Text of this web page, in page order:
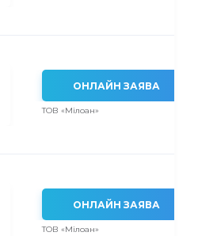
ОНЛАЙН ЗАЯВА
ТОВ «Мілоан»
ОНЛАЙН ЗАЯВА
ТОВ «Мілоан»